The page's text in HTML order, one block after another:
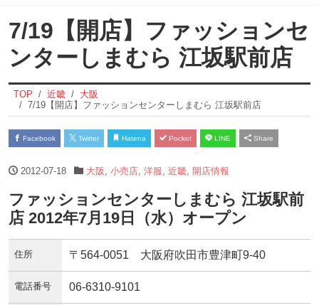
7/19【開店】ファッションセ
ンターしまむら 江坂駅前店
TOP 近畿
大阪
7/19【開店】ファッションセンターしまむら 江坂駅前店
Facebook Twitter Hatena Pocket LINE Share
2012-07-18 大阪 小売店, 洋服 近畿, 開店情報
ファッションセンターしまむら 江坂駅前
店 2012年7月19日（水）オープン
住所 〒564-0051 大阪府吹田市豊津町9-40
電話番号 06-6310-9101